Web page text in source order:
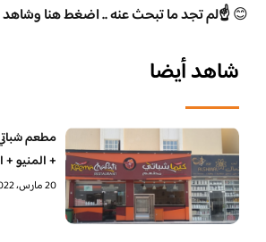
😊☝️لم تجد ما تبحث عنه .. اضغط هنا وشاهد
شاهد أيضا
مطعم
+ المنيو
20 مارس، 2022